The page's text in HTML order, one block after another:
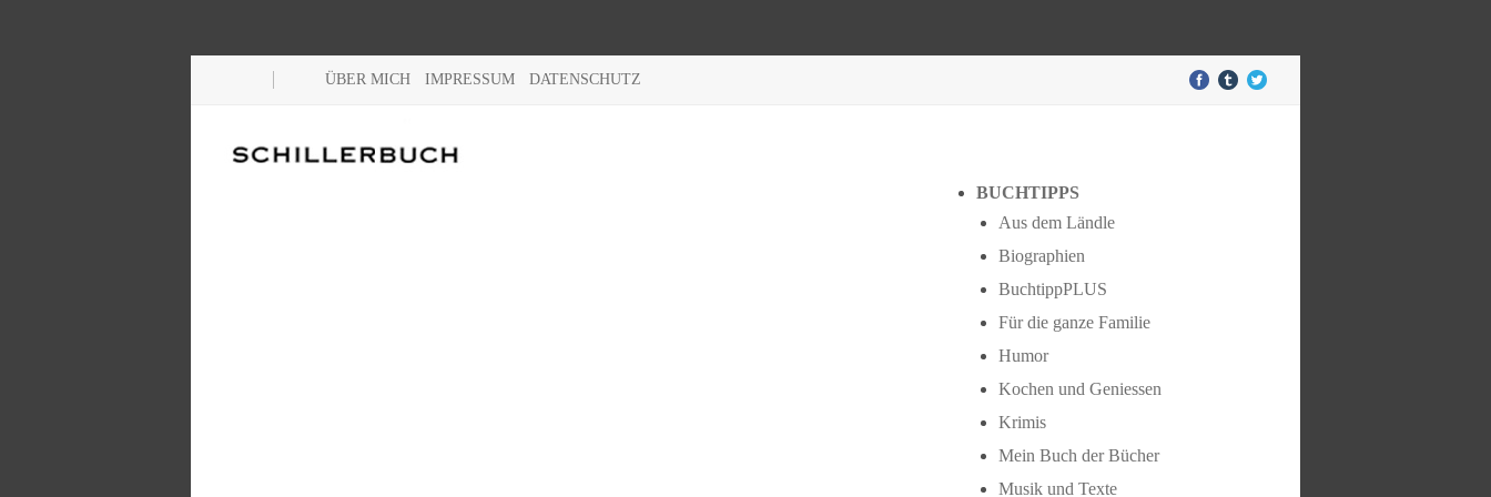
ÜBER MICH IMPRESSUM DATENSCHUTZ
BUCHTIPPS
Aus dem Ländle
Biographien
BuchtippPLUS
Für die ganze Familie
Humor
Kochen und Geniessen
Krimis
Mein Buch der Bücher
Musik und Texte